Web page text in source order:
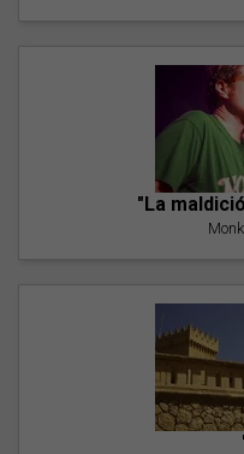
"La